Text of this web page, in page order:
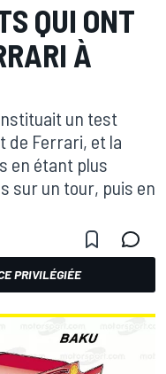
QUI ONT
À
un test
de Ferrari, et la
en étant plus
sur un tour, puis en
PRIVILÉGIÉE